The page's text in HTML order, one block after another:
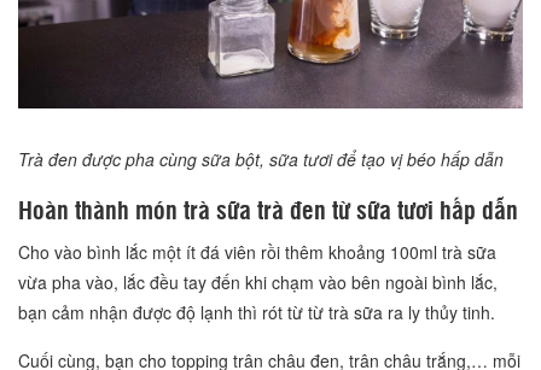
Trà đen được pha cùng sữa bột, sữa tươi để tạo vị béo hấp dẫn
Hoàn thành món trà sữa trà đen từ sữa tươi hấp dẫn
Cho vào bình lắc một ít đá viên rồi thêm khoảng 100ml trà sữa
vừa pha vào, lắc đều tay đến khi chạm vào bên ngoài bình lắc,
bạn cảm nhận được độ lạnh thì rót từ từ trà sữa ra ly thủy tinh.
Cuối cùng, bạn cho topping trân châu đen, trân châu trắng,… mỗi